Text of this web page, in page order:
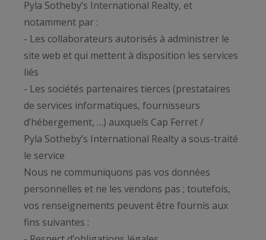
Pyla Sotheby’s International Realty, et
notamment par :
- Les collaborateurs autorisés à administrer le
site web et qui mettent à disposition les services
liés
- Les sociétés partenaires tierces (prestataires
de services informatiques, fournisseurs
d’hébergement, …) auxquels Cap Ferret /
Pyla Sotheby’s International Realty a sous-traité
le service
Nous ne communiquons pas vos données
personnelles et ne les vendons pas ; toutefois,
vos renseignements peuvent être fournis aux
fins suivantes :